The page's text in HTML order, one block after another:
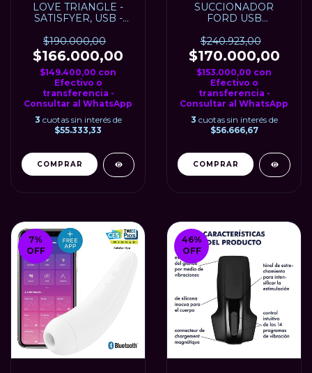
LOVE TRIANGLE -
SATISFYER, USB -
$190.000,00
$166.000,00
$149.400,00 con
Efectivo o
transferencia -
Consultar al WhatsApp
3 cuotas sin interés de
$55.333,33
SUCCIONADOR
FORD USB
3CM
$240.923,00
$170.000,00
$153.000,00 con
Efectivo o
transferencia -
Consultar al WhatsApp
3 cuotas sin interés de
$56.666,67
7%
OFF
46%
OFF